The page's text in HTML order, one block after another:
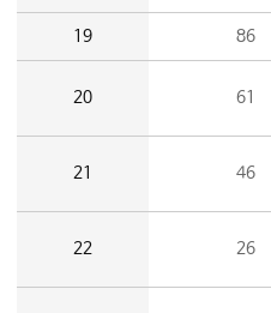
19 86
20 61
21 46
22 26